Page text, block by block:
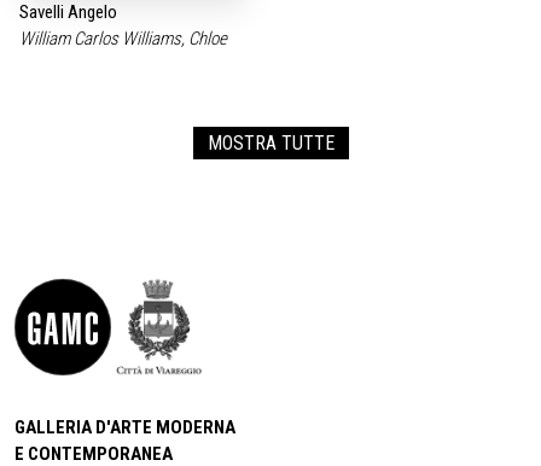
Savelli Angelo
William Carlos Williams, Chloe
MOSTRA TUTTE
GALLERIA D'ARTE MODERNA
E CONTEMPORANEA